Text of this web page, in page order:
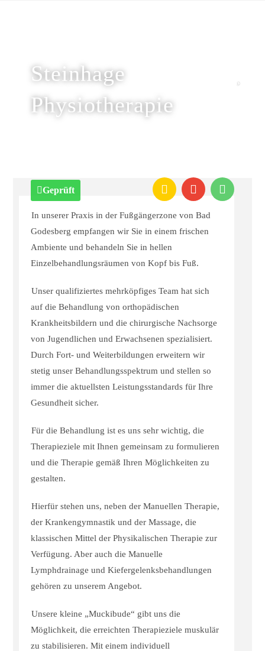
Steinhage
Physiotherapie
Geprüft
In unserer Praxis in der Fußgängerzone von Bad
Godesberg empfangen wir Sie in einem frischen
Ambiente und behandeln Sie in hellen
Einzelbehandlungsräumen von Kopf bis Fuß.
Unser qualifiziertes mehrköpfiges Team hat sich
auf die Behandlung von orthopädischen
Krankheitsbildern und die chirurgische Nachsorge
von Jugendlichen und Erwachsenen spezialisiert.
Durch Fort- und Weiterbildungen erweitern wir
stetig unser Behandlungsspektrum und stellen so
immer die aktuellsten Leistungsstandards für Ihre
Gesundheit sicher.
Für die Behandlung ist es uns sehr wichtig, die
Therapieziele mit Ihnen gemeinsam zu formulieren
und die Therapie gemäß Ihren Möglichkeiten zu
gestalten.
Hierfür stehen uns, neben der Manuellen Therapie,
der Krankengymnastik und der Massage, die
klassischen Mittel der Physikalischen Therapie zur
Verfügung. Aber auch die Manuelle
Lymphdrainage und Kiefergelenksbehandlungen
gehören zu unserem Angebot.
Unsere kleine „Muckibude“ gibt uns die
Möglichkeit, die erreichten Therapieziele muskulär
zu stabilisieren. Mit einem individuell